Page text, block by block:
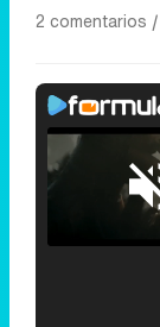
2 comentarios |